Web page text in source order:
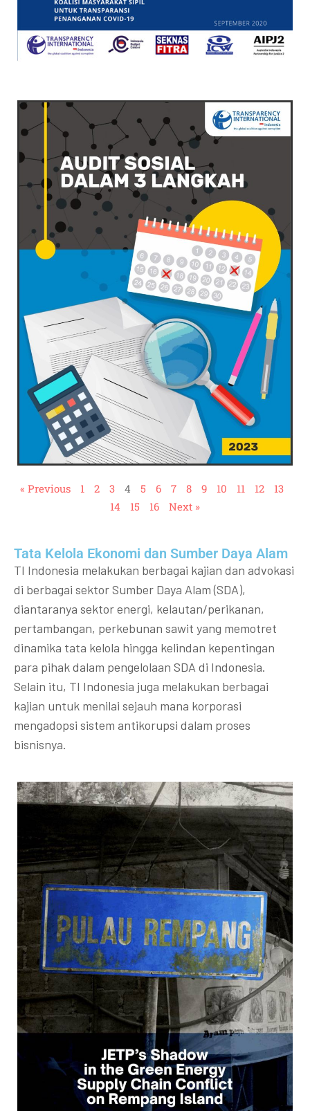
« Previous 1 2 3 4 5 6 7 8 9 10 11 12
13
14
15 16 Next »
Tata Kelola Ekonomi dan Sumber Daya Alam
TI Indonesia melakukan berbagai kajian dan advokasi
di berbagai sektor Sumber Daya Alam (SDA),
diantaranya sektor energi, kelautan/perikanan,
pertambangan, perkebunan sawit yang memotret
dinamika tata kelola hingga kelindan kepentingan
para pihak dalam pengelolaan SDA di Indonesia.
Selain itu, TI Indonesia juga melakukan berbagai
kajian untuk menilai sejauh mana korporasi
mengadopsi sistem antikorupsi dalam proses
bisnisnya.